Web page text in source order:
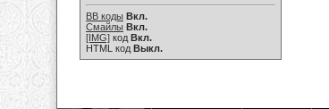
BB коды Вкл.
Смайлы Вкл.
[IMG] код Вкл.
HTML код Выкл.